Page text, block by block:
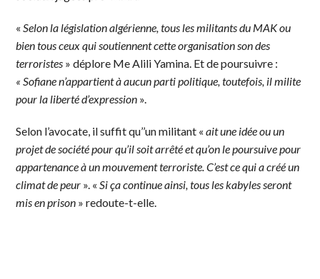
«Selon la législation algérienne, tous les militants du MAK ou
bien tous ceux qui soutiennent cette organisation son des
terroristes » déplore Me Alili Yamina. Et de poursuivre :
« Sofiane n’appartient à aucun parti politique, toutefois, il milite
pour la liberté d’expression ».
Selon l’avocate, il suffit qu’’un militant «ait une idée ou un
projet de société pour qu’il soit arrêté et qu’on le poursuive pour
appartenance à un mouvement terroriste. C’est ce qui a créé un
climat de peur ». «Si ça continue ainsi, tous les kabyles seront
mis en prison » redoute-t-elle.